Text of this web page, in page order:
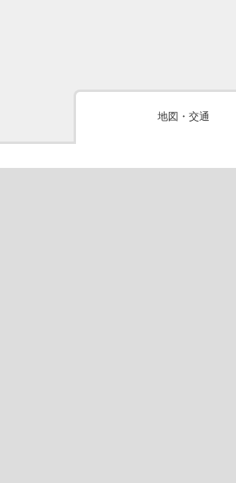
地図・交通